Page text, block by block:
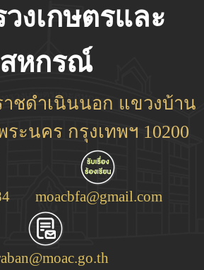
งเกษตรและ
สหกรณ์
ชดำเนินนอก แขวงบ้าน
ะนคร กรุงเทพฯ 10200
moacbfa@gmail.com